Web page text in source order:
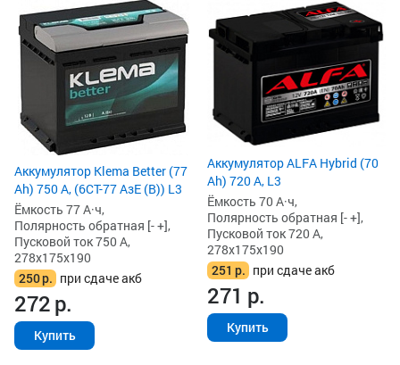
Аккумулятор Klema Better (77
Ah) 750 А, (6СТ-77 АзЕ (B)) L3
Ёмкость 77 А·ч,
Полярность обратная [- +],
Пусковой ток 750 А,
278x175x190
250р. при сдаче акб
272р.
Купить
Аккумулятор ALFA Hybrid (70
Ah) 720 А, L3
Ёмкость 70 А·ч,
Полярность обратная [- +],
Пусковой ток 720 А,
278x175x190
251 р. при сдаче акб
271 р.
Купить